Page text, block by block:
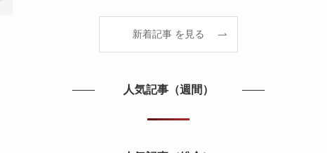
新着記事 を見る
人気記事（週間）